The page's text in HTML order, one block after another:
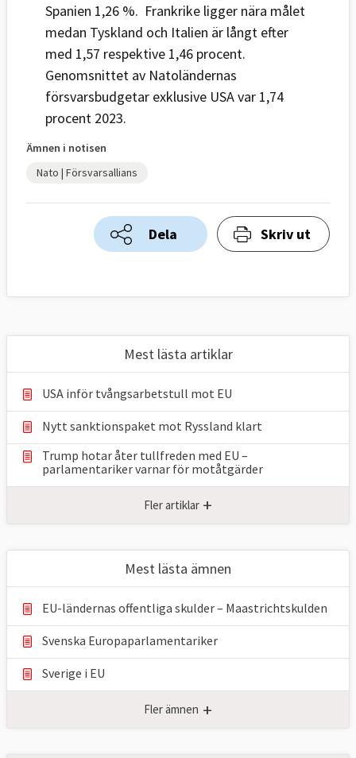
Spanien 1,26 %. Frankrike ligger nära målet
medan Tyskland och Italien är långt efter
med 1,57 respektive 1,46 procent.
Genomsnittet av Natoländernas
försvarsbudgetar exklusive USA var 1,74
procent 2023.
Ämnen i notisen
Nato | Försvarsallians
Dela Skriv ut
Mest lästa artiklar
USA inför tvångsarbetstull mot EU
Nytt sanktionspaket mot Ryssland klart
Trump hotar åter tullfreden med EU –
parlamentariker ⁠varnar för motåtgärder
Fler artiklar +
Mest lästa ämnen
EU-ländernas offentliga skulder – Maastrichtskulden
Svenska Europaparlamentariker
Sverige i EU
Fler ämnen +